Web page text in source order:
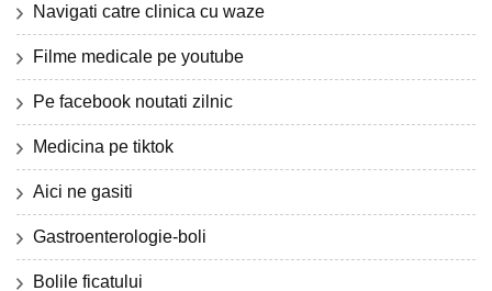
Navigati catre clinica cu waze
Filme medicale pe youtube
Pe facebook noutati zilnic
Medicina pe tiktok
Aici ne gasiti
Gastroenterologie-boli
Bolile ficatului